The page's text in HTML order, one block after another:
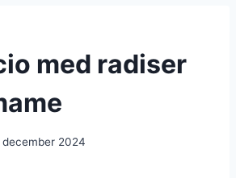
med radiser
december 2024